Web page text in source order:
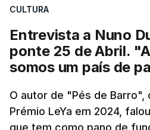
CULTURA
Entrevista a Nuno
ponte 25 de Abril.
somos um país de
O autor de "Pés de Barro",
Prémio LeYa em 2024,
que tem como pano de